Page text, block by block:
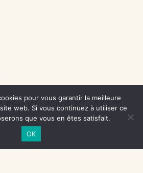
pour vous garantir la meilleure
web. Si vous continuez à utiliser ce
que vous en êtes satisfait.
OK